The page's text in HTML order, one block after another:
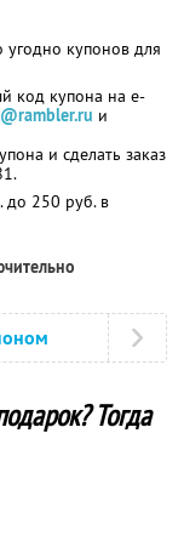
угодно купонов для
код купона на e-
и
и сделать заказ
до 250 руб. в
Тогда